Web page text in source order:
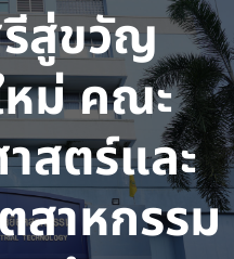
สู่ขวัญ
ม่ คณะ
สตร์และ
สาหกรรม